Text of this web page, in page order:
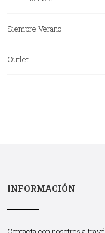
Siempre Verano
Outlet
INFORMACIÓN